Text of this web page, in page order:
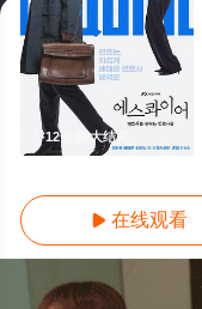
1-12全集/大结局
 在线观看